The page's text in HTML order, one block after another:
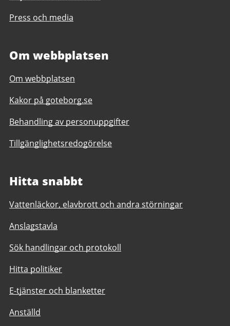
Press och media
Om webbplatsen
Om webbplatsen
Kakor på goteborg.se
Behandling av personuppgifter
Tillgänglighetsredogörelse
Hitta snabbt
Vattenläckor, elavbrott och andra störningar
Anslagstavla
Sök handlingar och protokoll
Hitta politiker
E-tjänster och blanketter
Anställd